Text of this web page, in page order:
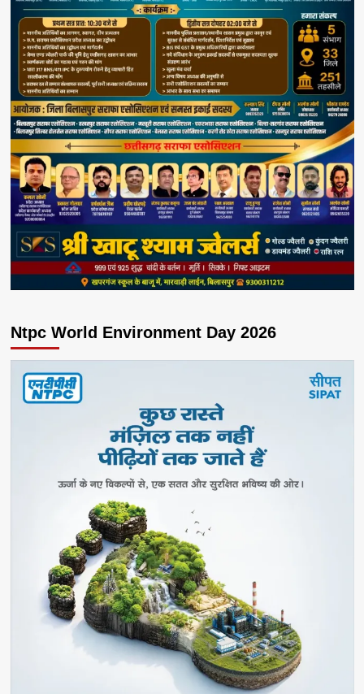
Ntpc World Environment Day 2026